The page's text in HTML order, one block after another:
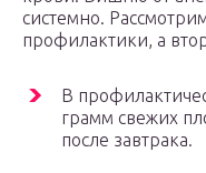
системно.
профилактики, а
В
грамм свежих
после завтрака.